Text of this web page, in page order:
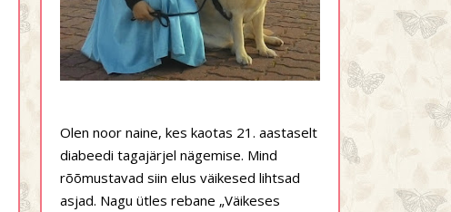
Olen noor naine, kes kaotas 21. aastaselt
diabeedi tagajärjel nägemise. Mind
rõõmustavad siin elus väikesed lihtsad
asjad. Nagu ütles rebane „Väikeses